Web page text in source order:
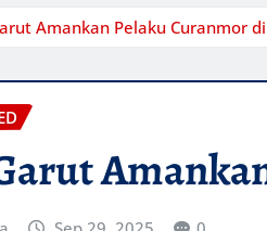
Amankan Pelaku Curanmor